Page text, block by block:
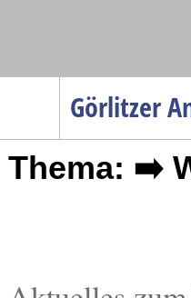
Görlitzer
Menüpunkte
Startseite
Thema: ➡️